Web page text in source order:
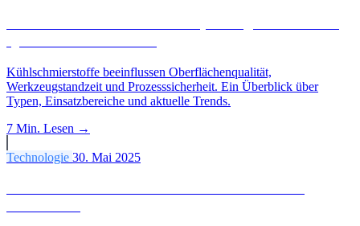
Kühlschmierstoffe beeinflussen Oberflächenqualität,
Werkzeugstandzeit und Prozesssicherheit. Ein Überblick über
Typen, Einsatzbereiche und aktuelle Trends.
7 Min. Lesen →
Technologie 30. Mai 2025